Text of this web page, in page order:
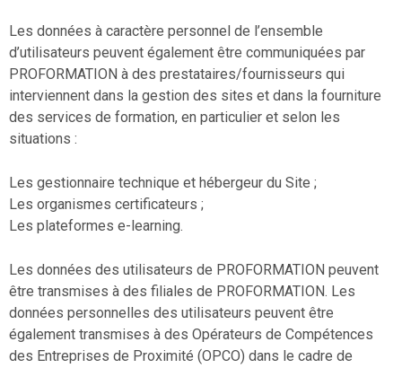
Les données à caractère personnel de l’ensemble
d’utilisateurs peuvent également être communiquées par
PROFORMATION à des prestataires/fournisseurs qui
interviennent dans la gestion des sites et dans la fourniture
des services de formation, en particulier et selon les
situations :
Les gestionnaire technique et hébergeur du Site ;
Les organismes certificateurs ;
Les plateformes e-learning.
Les données des utilisateurs de PROFORMATION peuvent
être transmises à des filiales de PROFORMATION. Les
données personnelles des utilisateurs peuvent être
également transmises à des Opérateurs de Compétences
des Entreprises de Proximité (OPCO) dans le cadre de